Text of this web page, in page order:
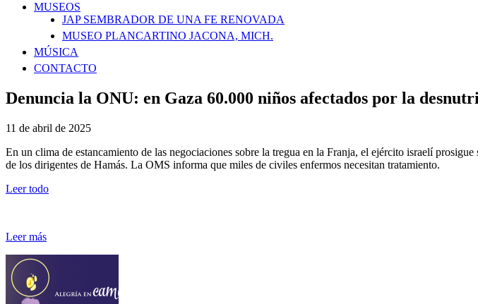
MUSEOS
JAP SEMBRADOR DE UNA FE RENOVADA
MUSEO PLANCARTINO JACONA, MICH.
MÚSICA
CONTACTO
Denuncia la ONU: en Gaza 60.000 niños afectados por la
11 de abril de 2025
En un clima de estancamiento de las negociaciones sobre la tregua en la Franja, el ejército israelí
de los dirigentes de Hamás. La OMS informa que miles de civiles enfermos necesitan tratamiento.
Leer todo
Leer más